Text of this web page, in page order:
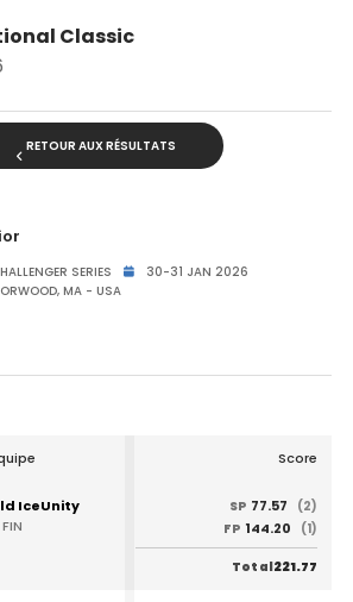
Classic
RETOUR AUX RÉSULTATS
SERIES
30-31 JAN 2026
MA - USA
Score
IceUnity
FIN
SP 77.57
(2)
FP 144.20 (1)
Total221.77